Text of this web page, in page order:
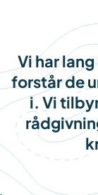
Vi har
forstår de
i. Vi